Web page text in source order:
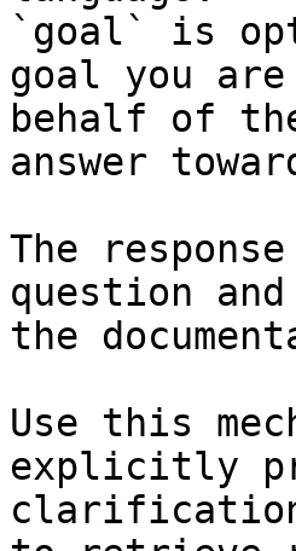
`goal` is
goal you
behalf of
answer
The
question
the
Use this
explicitly